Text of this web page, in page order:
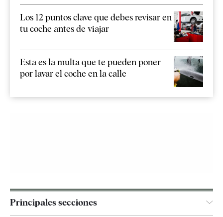
Los 12 puntos clave que debes revisar en
tu coche antes de viajar
Esta es la multa que te pueden poner
por lavar el coche en la calle
Principales secciones